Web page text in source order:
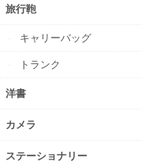
旅行鞄
キャリーバッグ
トランク
洋書
カメラ
ステーショナリー